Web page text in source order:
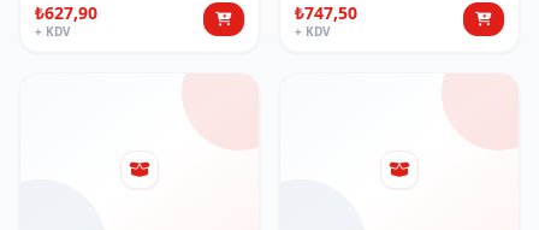
₺627,90
+ KDV
₺747,50
+ KDV